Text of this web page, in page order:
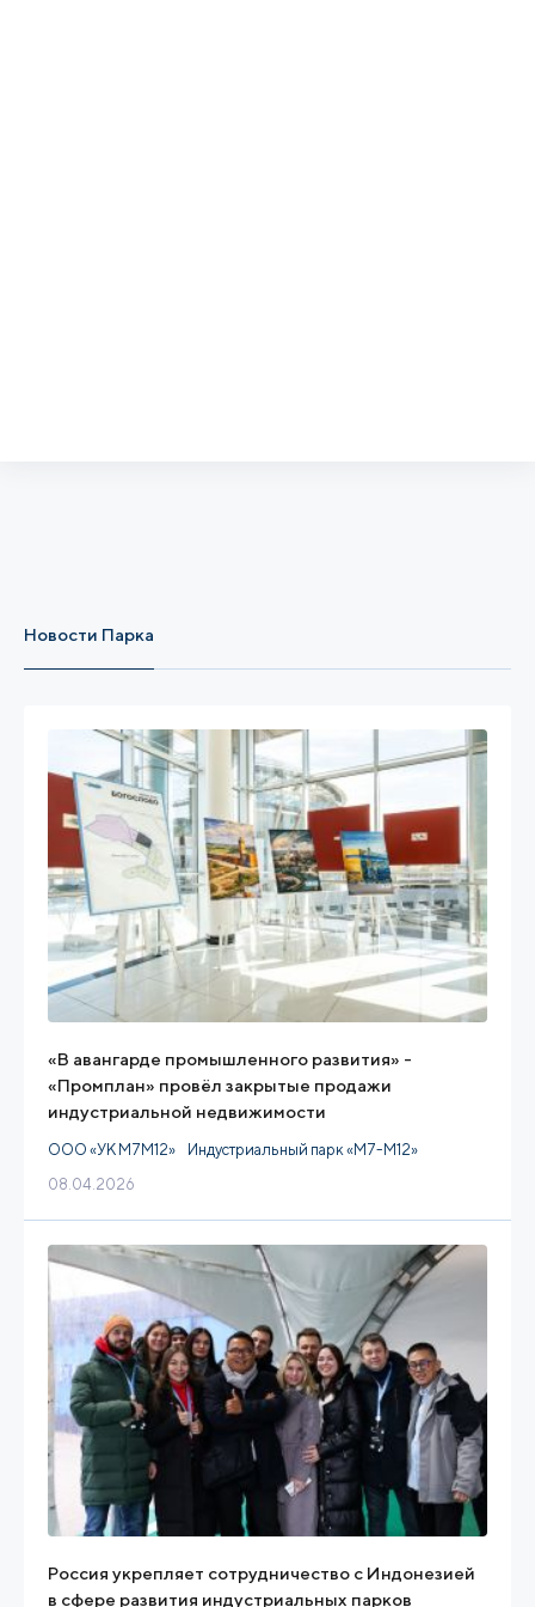
Новости Парка
«В авангарде промышленного развития» -
«Промплан» провёл закрытые продажи
индустриальной недвижимости
ООО «УК М7М12»
Индустриальный парк «М7-М12»
08.04.2026
Россия укрепляет сотрудничество с Индонезией
в сфере развития индустриальных парков